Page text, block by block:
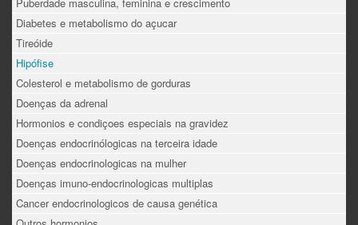
Diabetes e metabolismo do açucar
Tireóide
Hipófise
Colesterol e metabolismo de gorduras
Doenças da adrenal
Hormonios e condiçoes especiais na gravidez
Doenças endocrinólogicas na terceira idade
Doenças endocrinologicas na mulher
Doenças imuno-endocrinologicas multiplas
Cancer endocrinologicos de causa genética